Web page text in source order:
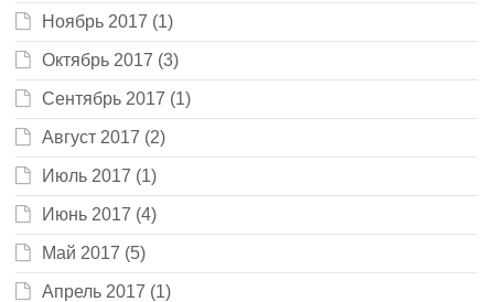
Ноябрь 2017 (1)
Октябрь 2017 (3)
Сентябрь 2017 (1)
Август 2017 (2)
Июль 2017 (1)
Июнь 2017 (4)
Май 2017 (5)
Апрель 2017 (1)